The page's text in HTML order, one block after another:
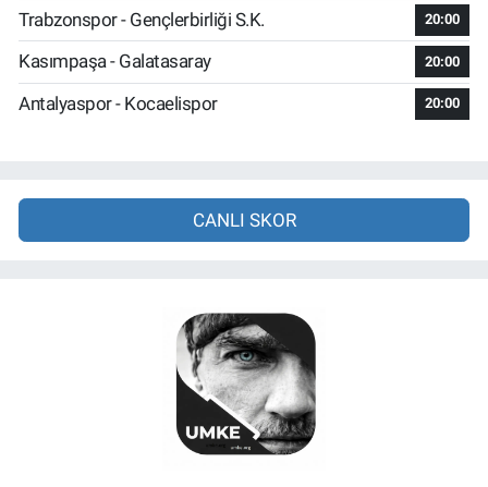
Trabzonspor - Gençlerbirliği S.K. 20:00
Kasımpaşa - Galatasaray 20:00
Antalyaspor - Kocaelispor 20:00
CANLI SKOR